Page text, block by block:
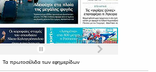
Τα πρωτοσέλιδα των εφημερίδων